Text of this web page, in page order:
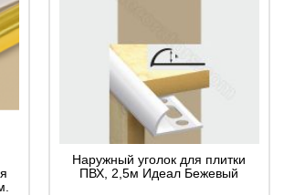
Наружный уголок для плитки
ПВХ, 2,5м Идеал Бежевый